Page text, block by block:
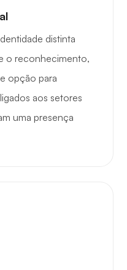
distinta
o reconhecimento,
opção para
aos setores
uma presença